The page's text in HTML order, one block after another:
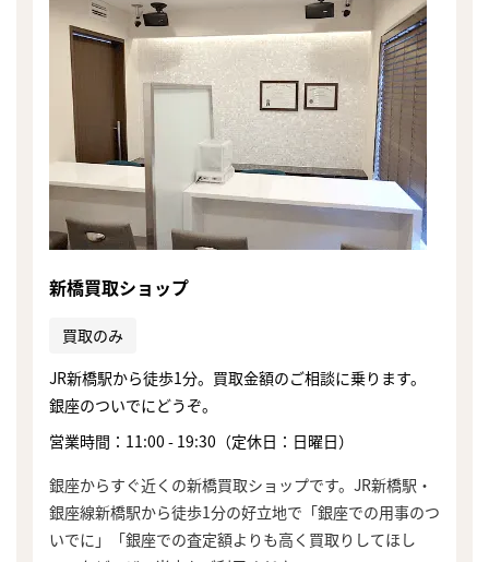
新橋買取ショップ
買取のみ
JR新橋駅から徒歩1分。買取金額のご相談に乗ります。
銀座のついでにどうぞ。
営業時間：11:00 - 19:30（定休日：日曜日）
銀座からすぐ近くの新橋買取ショップです。JR新橋駅・
銀座線新橋駅から徒歩1分の好立地で「銀座での用事のつ
いでに」「銀座での査定額よりも高く買取りしてほし
まずは
かんたん30秒でお試し査定